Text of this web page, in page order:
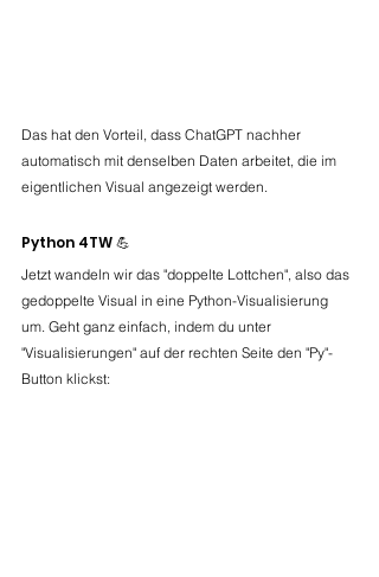
Das hat den Vorteil, dass ChatGPT nachher
automatisch mit denselben Daten arbeitet, die im
eigentlichen Visual angezeigt werden.
Python 4TW 💪
Jetzt wandeln wir das "doppelte Lottchen", also das
gedoppelte Visual in eine Python-Visualisierung
um. Geht ganz einfach, indem du unter
"Visualisierungen" auf der rechten Seite den "Py"-
Button klickst: